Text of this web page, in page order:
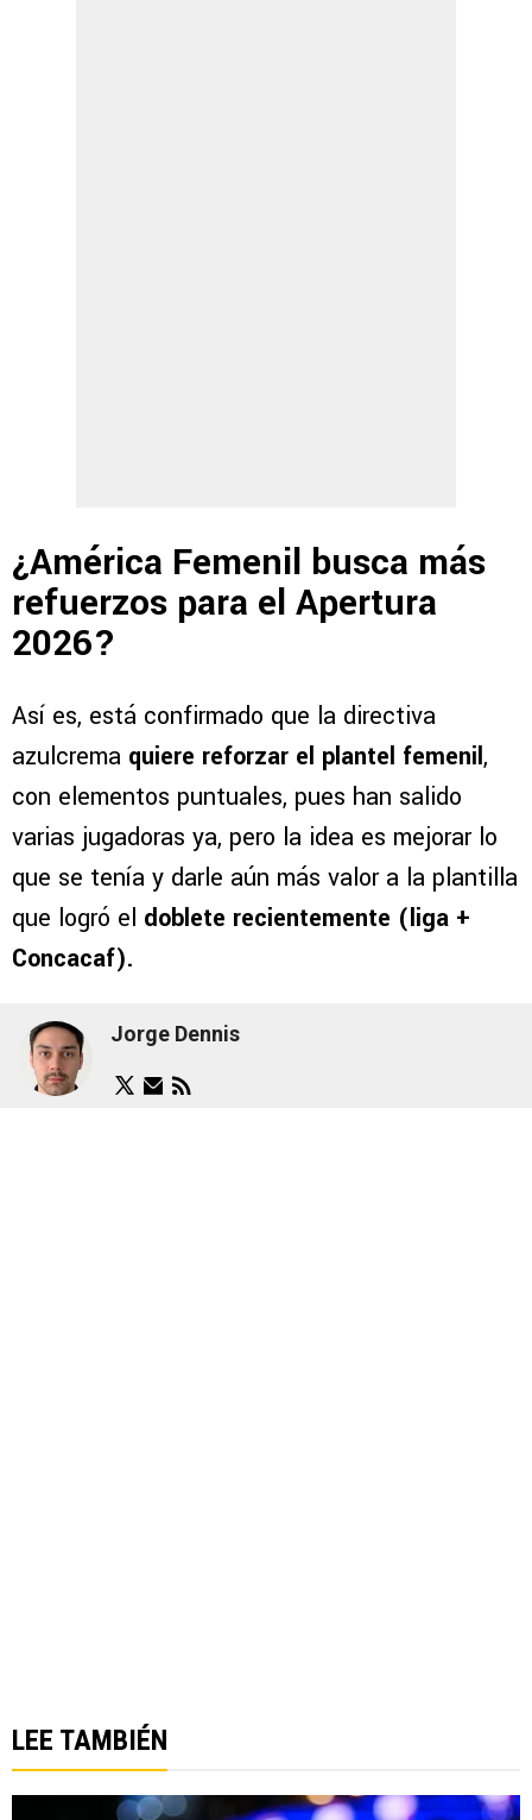
¿América Femenil busca más
refuerzos para el Apertura
2026?
Así es, está confirmado que la directiva
azulcrema quiere reforzar el plantel femenil,
con elementos puntuales, pues han salido
varias jugadoras ya, pero la idea es mejorar lo
que se tenía y darle aún más valor a la plantilla
que logró el doblete recientemente (liga +
Concacaf).
Jorge Dennis